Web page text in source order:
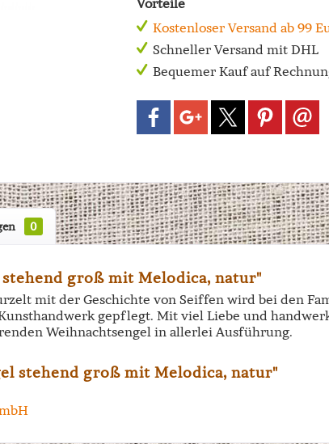
Vorteile
Kostenloser Versand ab 99
Schneller Versand mit DHL
Bequemer Kauf auf
0
groß mit Melodica, natur"
mit der Geschichte von Seiffen wird bei den
gepflegt. Mit viel Liebe und
Weihnachtsengel in allerlei Ausführung.
stehend groß mit Melodica, natur"